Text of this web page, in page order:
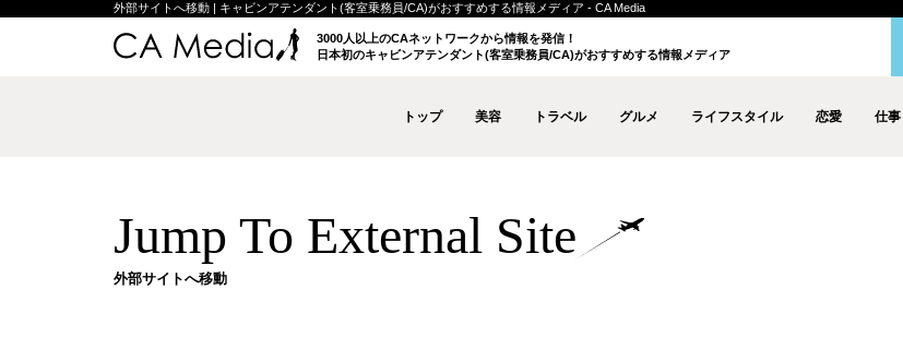
外部サイトへ移動 | キャビンアテンダント(客室乗務員/CA)がおすすめする情報メディア - CA Media
3000人以上のCAネットワークから情報を発信！
日本初のキャビンアテンダント(客室乗務員/CA)がおすすめする情報メディア
トップ 美容 トラベル グルメ ライフスタイル 恋愛 仕事
Jump To External Site
外部サイトへ移動